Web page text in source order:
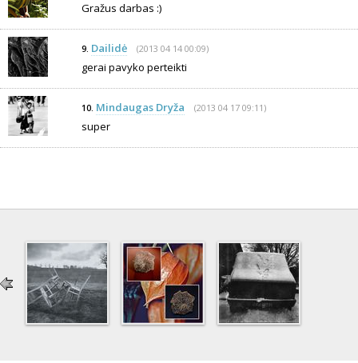
Gražus darbas :)
9. Dailidė (2013 04 14 00:09)
gerai pavyko perteikti
10. Mindaugas Dryža (2013 04 17 09:11)
super